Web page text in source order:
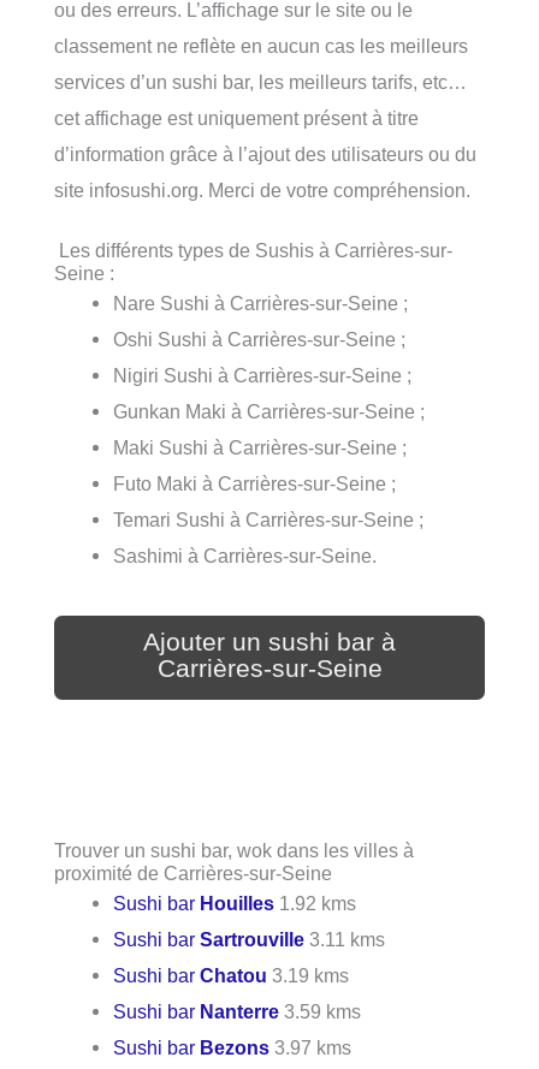
ou des erreurs. L’affichage sur le site ou le
classement ne reflète en aucun cas les meilleurs
services d’un sushi bar, les meilleurs tarifs, etc…
cet affichage est uniquement présent à titre
d’information grâce à l’ajout des utilisateurs ou du
site infosushi.org. Merci de votre compréhension.
Les différents types de Sushis à Carrières-sur-
Seine :
Nare Sushi à Carrières-sur-Seine ;
Oshi Sushi à Carrières-sur-Seine ;
Nigiri Sushi à Carrières-sur-Seine ;
Gunkan Maki à Carrières-sur-Seine ;
Maki Sushi à Carrières-sur-Seine ;
Futo Maki à Carrières-sur-Seine ;
Temari Sushi à Carrières-sur-Seine ;
Sashimi à Carrières-sur-Seine.
Ajouter un sushi bar à
Carrières-sur-Seine
Trouver un sushi bar, wok dans les villes à
proximité de Carrières-sur-Seine
Sushi bar Houilles 1.92 kms
Sushi barSartrouville 3.11 kms
Sushi barChatou 3.19 kms
Sushi bar Nanterre 3.59 kms
Sushi bar Bezons 3.97 kms